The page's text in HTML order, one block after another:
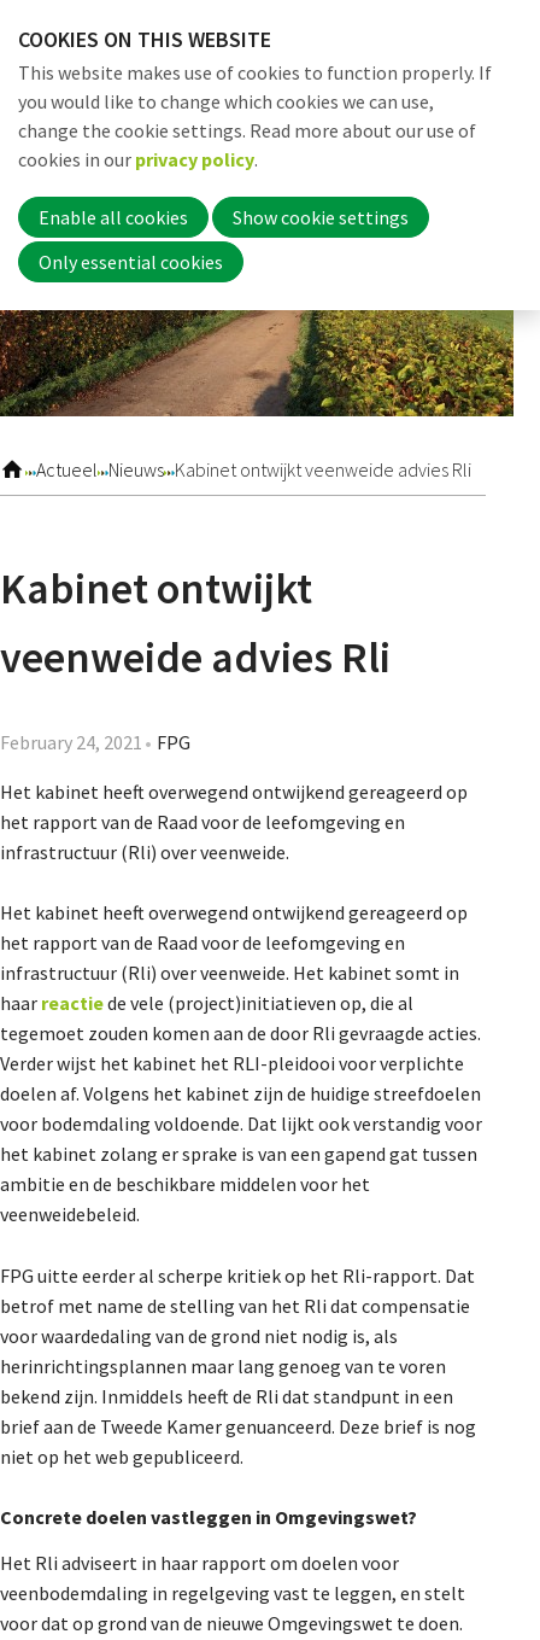
links
Jump
to
navigation
to
main
content
Actueel Nieuws Kabinet ontwijkt veenweide advies Rli
Kabinet ontwijkt
veenweide advies Rli
February 24, 2021 FPG
Het kabinet heeft overwegend ontwijkend gereageerd op
het rapport van de Raad voor de leefomgeving en
infrastructuur (Rli) over veenweide.
Het kabinet heeft overwegend ontwijkend gereageerd op
het rapport van de Raad voor de leefomgeving en
infrastructuur (Rli) over veenweide. Het kabinet somt in
haar reactiede vele (project)initiatieven op, die al
tegemoet zouden komen aan de door Rli gevraagde acties.
Verder wijst het kabinet het RLI-pleidooi voor verplichte
doelen af. Volgens het kabinet zijn de huidige streefdoelen
voor bodemdaling voldoende. Dat lijkt ook verstandig voor
het kabinet zolang er sprake is van een gapend gat tussen
ambitie en de beschikbare middelen voor het
veenweidebeleid.
FPG uitte eerder al scherpe kritiek op het Rli-rapport. Dat
betrof met name de stelling van het Rli dat compensatie
voor waardedaling van de grond niet nodig is, als
herinrichtingsplannen maar lang genoeg van te voren
bekend zijn. Inmiddels heeft de Rli dat standpunt in een
brief aan de Tweede Kamer genuanceerd. Deze brief is nog
niet op het web gepubliceerd.
Concrete doelen vastleggen in Omgevingswet?
Het Rli adviseert in haar rapport om doelen voor
veenbodemdaling in regelgeving vast te leggen, en stelt
voor dat op grond van de nieuwe Omgevingswet te doen.
Home
Lidmaatschap
Dossiers
De Landeigenaar
COOKIES ON THIS WEBSITE
This website makes use of cookies to function properly. If
you would like to change which cookies we can use,
change the cookie settings. Read more about our use of
cookies in our privacy policy.
Enable all cookies
Show cookie settings
Only essential cookies